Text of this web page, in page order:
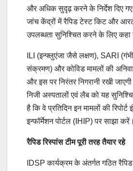
और अधिक सुदृढ़ करने के निर्देश दिए
जांच केंद्रों में रैपिड टेस्ट किट और
उपलब्धता सुनिश्चित करने के लिए कहा
ILI (इन्फ्लुएंजा जैसे लक्षण), SARI
संक्रमण) और कोविड मामलों की अनिवार्य
और इस पर निरंतर निगरानी रखी
निजी अस्पतालों एवं लैब को यह
है कि वे प्रतिदिन इन मामलों की
इन्फॉर्मेशन पोर्टल (IHIP) पर साझा करें।
रैपिड रिस्पांस टीम पूरी तरह तैयार रहे
IDSP कार्यक्रम के अंतर्गत गठित रैपिड